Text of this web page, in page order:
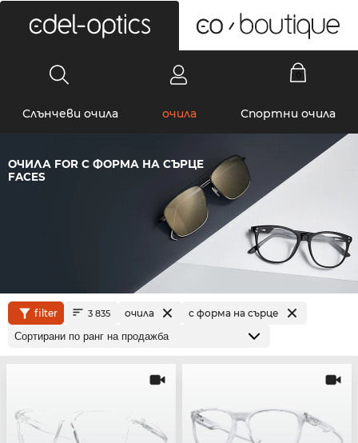
Слънчеви очила очила Спортни очила
ОЧИЛА FOR С ФОРМА НА СЪРЦЕ
FACES
filter 3 835 очила с форма на сърце